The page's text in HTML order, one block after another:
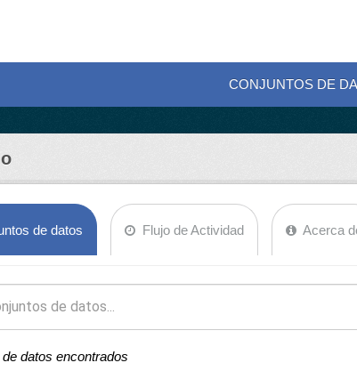
CONJUNTOS DE
de datos Flujo de Actividad Acerca
datos encontrados